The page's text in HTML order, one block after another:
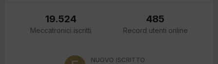
19.524
Meccatronici iscritti
485
Record utenti online
NUOVO ISCRITTO